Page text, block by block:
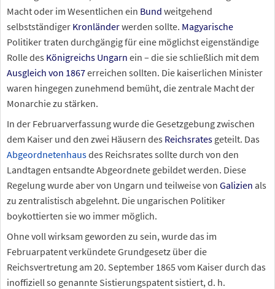
Macht oder im Wesentlichen ein Bund weitgehend
selbstständiger Kronländerwerden sollte. Magyarische
Politiker traten durchgängig für eine möglichst eigenständige
Rolle des Königreichs Ungarn ein – die sie schließlich mit dem
Ausgleich von 1867erreichen sollten. Die kaiserlichen Minister
waren hingegen zunehmend bemüht, die zentrale Macht der
Monarchie zu stärken.
In der Februarverfassung wurde die Gesetzgebung zwischen
dem Kaiser und den zwei Häusern des Reichsrates geteilt. Das
Abgeordnetenhausdes Reichsrates sollte durch von den
Landtagen entsandte Abgeordnete gebildet werden. Diese
Regelung wurde aber von Ungarn und teilweise von Galizien als
zu zentralistisch abgelehnt. Die ungarischen Politiker
boykottierten sie wo immer möglich.
Ohne voll wirksam geworden zu sein, wurde das im
Februarpatent verkündete Grundgesetz über die
Reichsvertretung am 20. September 1865 vom Kaiser durch das
inoffiziell so genannte Sistierungspatent sistiert, d. h.